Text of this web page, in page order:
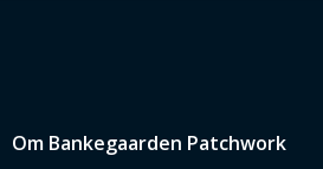
Om Bankegaarden Patchwork